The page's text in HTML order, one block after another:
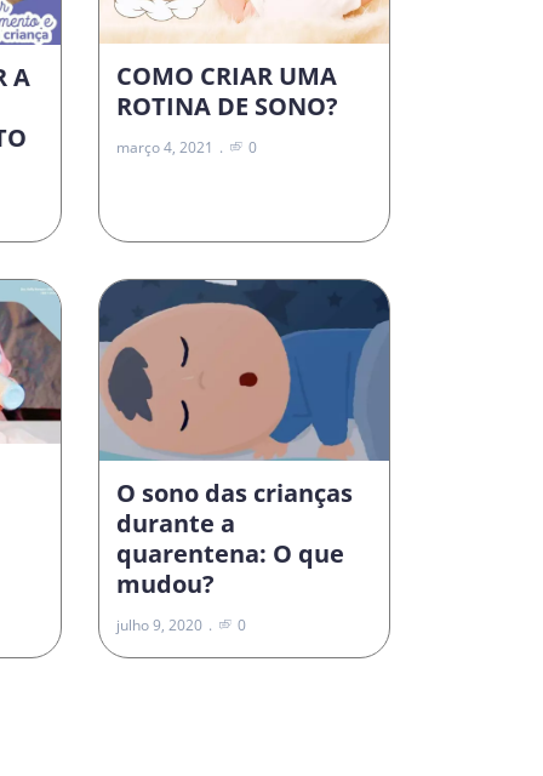
A
COMO CRIAR UMA
ROTINA DE SONO?
março 4, 2021 0
O sono das crianças
durante a
quarentena: O que
mudou?
julho 9, 2020 0